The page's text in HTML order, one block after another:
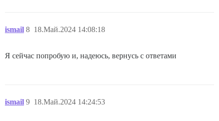
ismail 18.Май.2024 14:08:18
8
Я сейчас попробую и, надеюсь, вернусь с ответами
ismail 18.Май.2024 14:24:53
9